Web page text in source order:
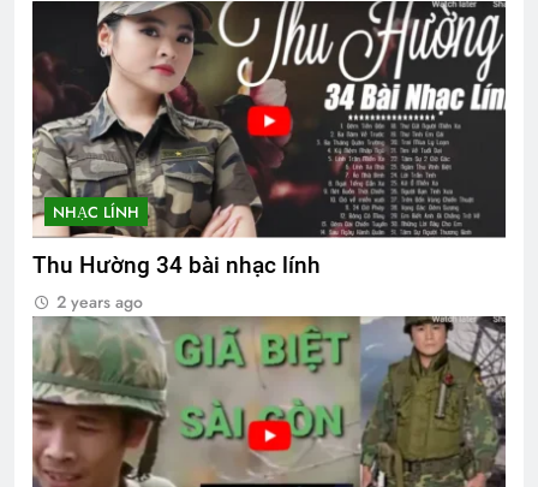
NHẠC LÍNH
Thu Hường 34 bài nhạc lính
2 years ago